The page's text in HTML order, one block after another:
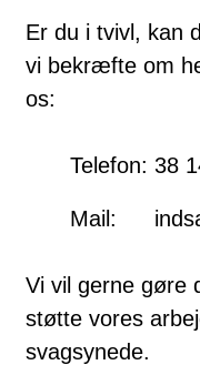
Er du i tvivl, kan
vi bekræfte om
os:
Telefon: 38
Mail:
Vi vil gerne gøre
støtte vores
svagsynede.